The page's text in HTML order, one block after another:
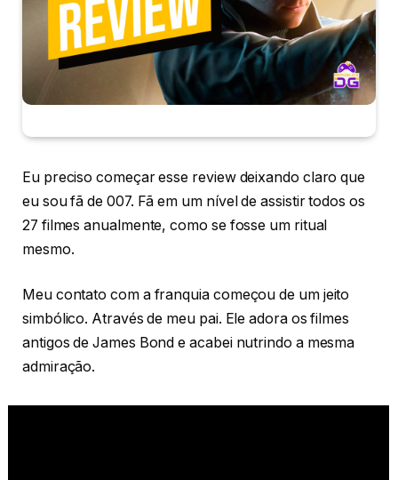
Eu preciso começar esse review deixando claro que
eu sou fã de 007. Fã em um nível de assistir todos os
27 filmes anualmente, como se fosse um ritual
mesmo.
Meu contato com a franquia começou de um jeito
simbólico. Através de meu pai. Ele adora os filmes
antigos de James Bond e acabei nutrindo a mesma
admiração.